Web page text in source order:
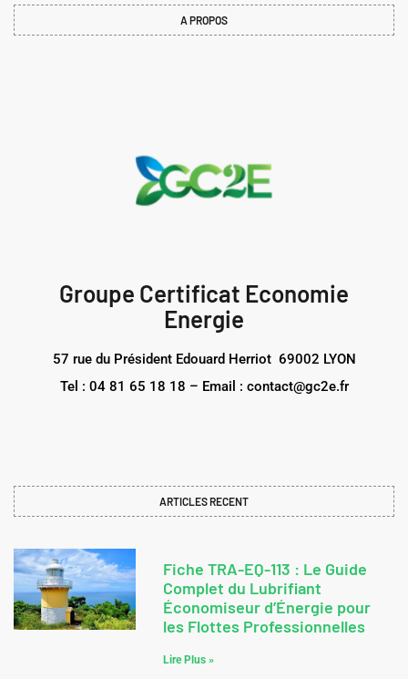
A PROPOS
Groupe Certificat Economie
Energie
57 rue du Président Edouard Herriot 69002 LYON
Tel : 04 81 65 18 18 – Email : contact@gc2e.fr
ARTICLES RECENT
Fiche TRA-EQ-113 : Le Guide
Complet du Lubrifiant
Économiseur d’Énergie pour
les Flottes Professionnelles
Lire Plus »